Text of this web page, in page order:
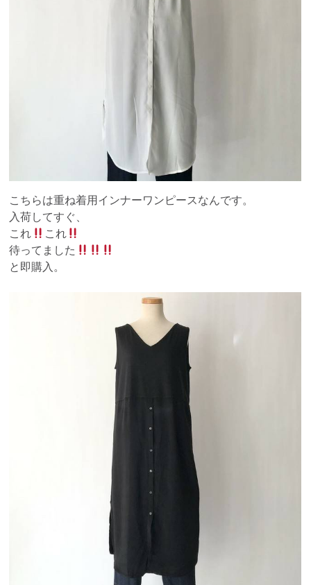
こちらは重ね着用インナーワンピースなんです。
入荷してすぐ、
これ
これ
待ってました
と即購入。